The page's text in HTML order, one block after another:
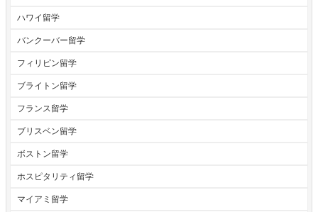
ハワイ留学
バンクーバー留学
フィリピン留学
ブライトン留学
フランス留学
ブリスベン留学
ボストン留学
ホスピタリティ留学
マイアミ留学